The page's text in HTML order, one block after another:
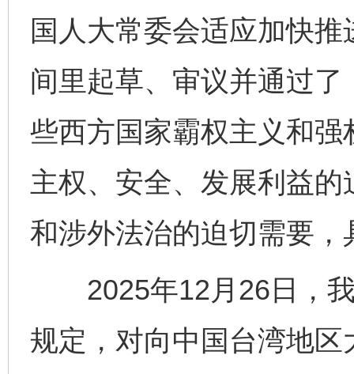
国人大常委会适应加快
间里起草、审议并通过
些西方国家霸权主义和
主权、安全、发展利益
和涉外法治的迫切需要
2025年12月26日，我
规定，对向中国台湾地